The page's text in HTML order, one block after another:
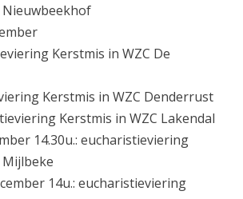
Nieuwbeekhof
Kerstmis in WZC De
Kerstmis in WZC Denderrust
Kerstmis in WZC Lakendal
14.30u.: eucharistieviering
Mijlbeke
14u.: eucharistieviering